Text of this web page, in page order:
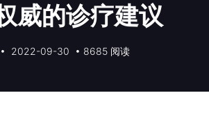
威的诊疗建议
2022-09-30 • 8685 阅读